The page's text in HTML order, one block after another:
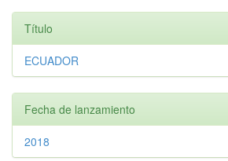
Título
ECUADOR
Fecha de lanzamiento
2018